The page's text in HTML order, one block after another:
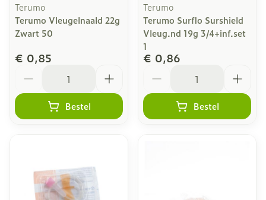
Terumo
Terumo Vleugelnaald 22g
Zwart 50
€ 0,85
Bestel
Terumo
Terumo Surflo Surshield
Vleug.nd 19g 3/4+inf.set
1
€ 0,86
Bestel